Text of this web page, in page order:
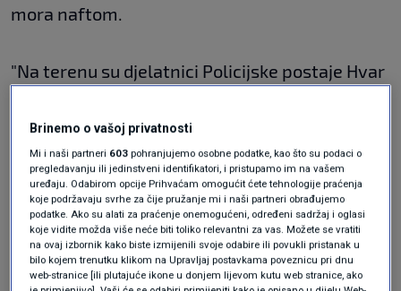
mora naftom.
​"Na terenu su djelatnici P​olicijske postaje Hvar
djelatnici Lučke kapetanije. Uz obavljanje
postupka saniranja oštećenja, provest će se
postupak utvrđivanja svih činjenica i okolnosti
događaja​", rekao jeTino Milatiz splitske
policije.
Brinemo o vašoj privatnosti
Mi i naši partneri 603 pohranjujemo osobne podatke, kao što su podaci o
pregledavanju ili jedinstveni identifikatori, i pristupamo im na vašem
uređaju. Odabirom opcije Prihvaćam omogućit ćete tehnologije praćenja
koje podržavaju svrhe za čije pružanje mi i naši partneri obrađujemo
podatke. Ako su alati za praćenje onemogućeni, određeni sadržaj i oglasi
koje vidite možda više neće biti toliko relevantni za vas. Možete se vratiti
na ovaj izbornik kako biste izmijenili svoje odabire ili povukli pristanak u
bilo kojem trenutku klikom na Upravljaj postavkama poveznicu pri dnu
web-stranice [ili plutajuće ikone u donjem lijevom kutu web stranice, ako